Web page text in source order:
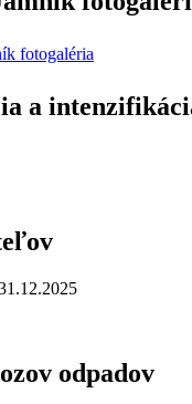
a
odpadov